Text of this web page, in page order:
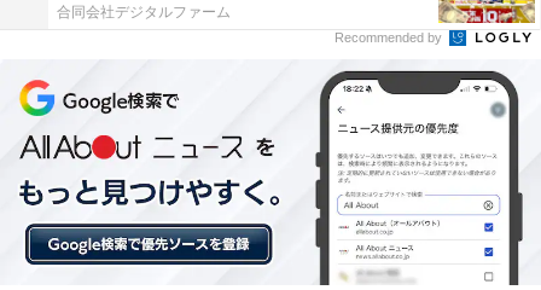
合同会社デジタルファーム
Recommended by